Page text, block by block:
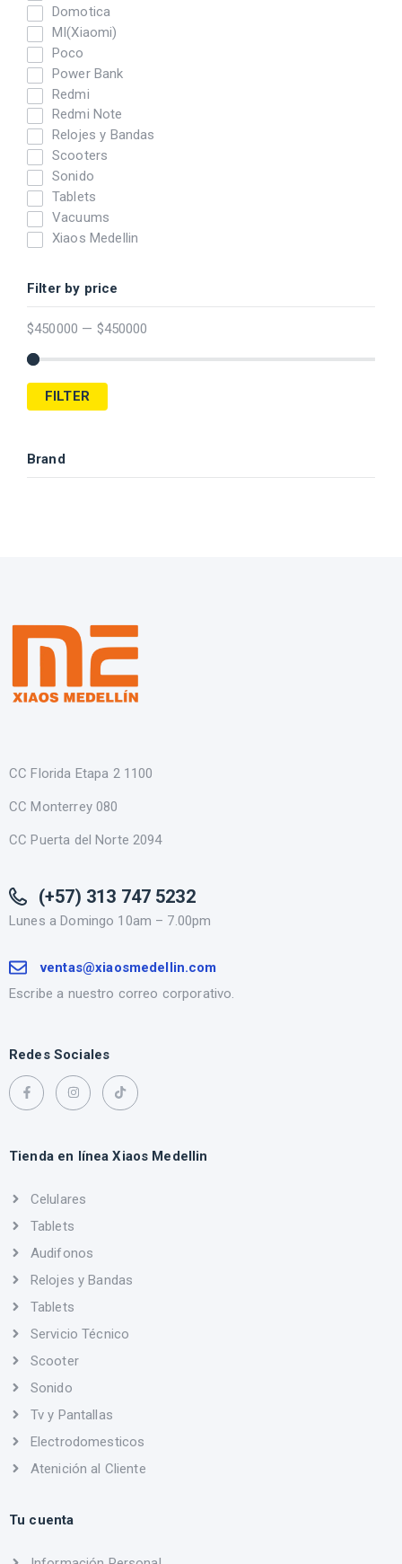
Domotica
MI(Xiaomi)
Poco
Power Bank
Redmi
Redmi Note
Relojes y Bandas
Scooters
Sonido
Tablets
Vacuums
Xiaos Medellin
Filter by price
$450000 — $450000
FILTER
Brand
CC Florida Etapa 2 1100
CC Monterrey 080
CC Puerta del Norte 2094
(+57) 313 747 5232
Lunes a Domingo 10am – 7.00pm
ventas@xiaosmedellin.com
Escribe a nuestro correo corporativo.
Redes Sociales
Tienda en línea Xiaos Medellin
Celulares
Tablets
Audifonos
Relojes y Bandas
Tablets
Servicio Técnico
Scooter
Sonido
Tv y Pantallas
Electrodomesticos
Atenición al Cliente
Tu cuenta